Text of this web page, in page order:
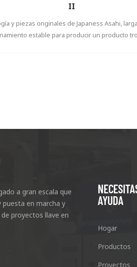
II
y piezas originales de Japaness Asahi,
estable para producir un producto
a gran escala que
en marcha y
proyectos llave en
AYUDA
Hogar
Productos
Proyectos